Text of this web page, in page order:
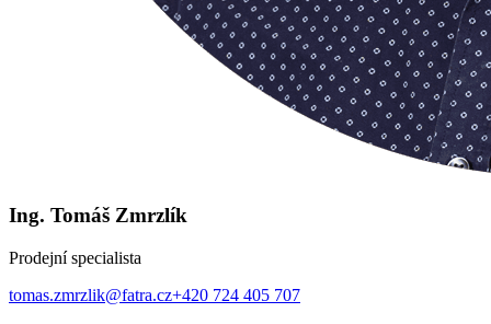
Ing. Tomáš Zmrzlík
Prodejní specialista
tomas.zmrzlik@fatra.cz+420 724 405 707